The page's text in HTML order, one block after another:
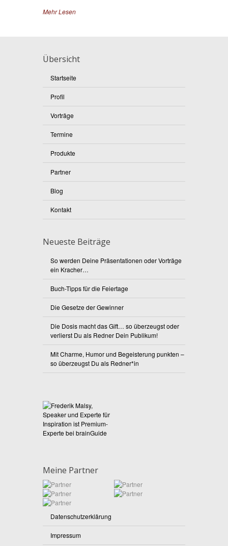
Mehr Lesen
Übersicht
Startseite
Profil
Vorträge
Termine
Produkte
Partner
Blog
Kontakt
Neueste Beiträge
So werden Deine Präsentationen oder Vorträge
ein Kracher…
Buch-Tipps für die Feiertage
Die Gesetze der Gewinner
Die Dosis macht das Gift… so überzeugst oder
verlierst Du als Redner Dein Publikum!
Mit Charme, Humor und Begeisterung punkten –
so überzeugst Du als Redner*in
Meine Partner
Datenschutzerklärung
Impressum